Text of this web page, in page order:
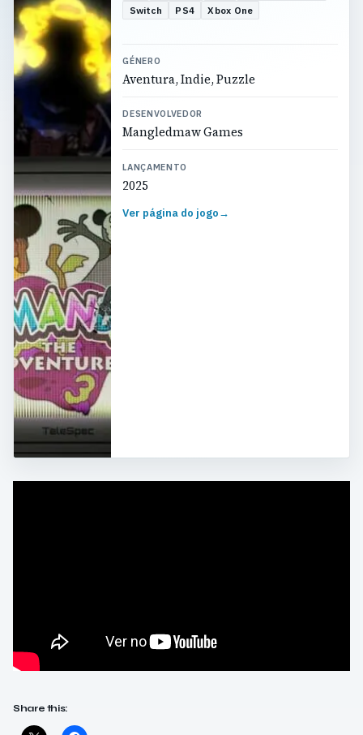
Switch
PS4 Xbox One
GÉNERO
Aventura, Indie, Puzzle
DESENVOLVEDOR
Mangledmaw Games
LANÇAMENTO
2025
Ver página do jogo→
Share this: